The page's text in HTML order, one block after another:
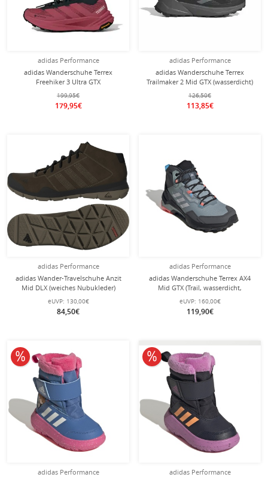
adidas Performance
adidas Wanderschuhe Terrex
Freehiker 3 Ultra GTX
(Schnellschnürsystem, sockenartige
Konstruktion, wasserdicht) magenta
Damen
199,95€
179,95€
adidas Performance
adidas Wanderschuhe Terrex
Trailmaker 2 Mid GTX (wasserdicht)
2026 schwarz/grau Herren
126,50€
113,85€
adidas Performance
adidas Wander-Travelschuhe Anzit
Mid DLX (weiches Nubukleder)
braun Herren
eUVP: 130,00€
84,50€
adidas Performance
adidas Wanderschuhe Terrex AX4
Mid GTX (Trail, wasserdicht,
halbhoch) grau Damen
eUVP: 160,00€
119,90€
adidas Performance
10% reduziert
adidas Performance
10% reduziert